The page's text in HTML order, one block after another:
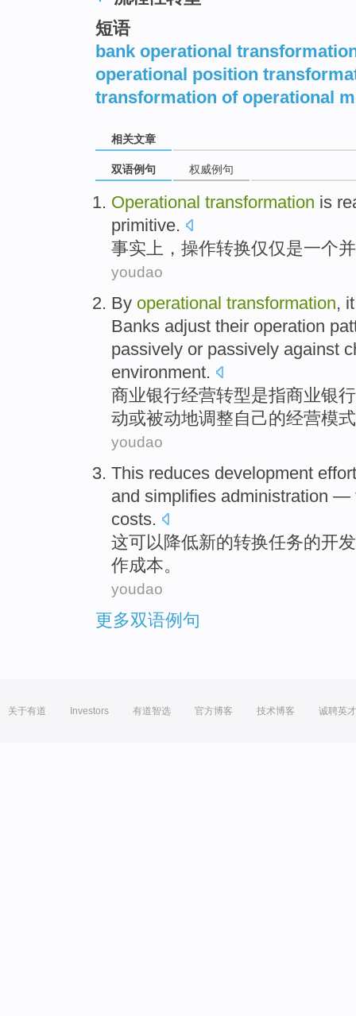
短语
bank operational
operational position
transformation of operational
相关文章
双语例句 权威例句
Operational transformation is
primitive.
事实上 ， 操作转换仅仅是一个
youdao
By operational transformation,
Banks adjust their operation
passively or passively against
environment.
商业银行经营转型是指商业银行
动或被动地调整自己的经营模式
youdao
This reduces development
and simplifies administration —
costs.
这可以降低新的转换任务的开发
作成本。
youdao
更多双语例句
关于有道 Investors 有道智选 官方博客 技术博客 诚聘英才